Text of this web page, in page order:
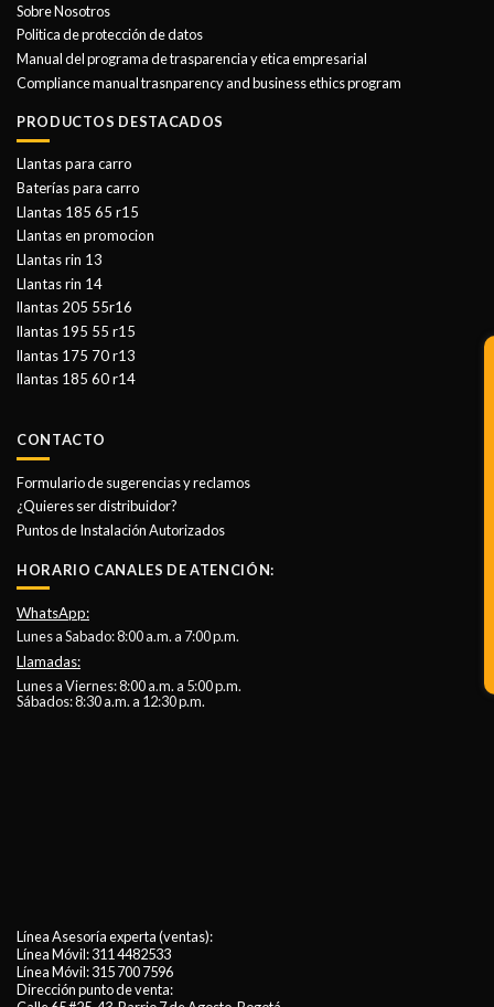
Sobre Nosotros
Politica de protección de datos
Manual del programa de trasparencia y etica empresarial
Compliance manual trasnparency and business ethics program
PRODUCTOS DESTACADOS
Llantas para carro
Baterías para carro
Llantas 185 65 r15
Llantas en promocion
Llantas rin 13
Llantas rin 14
llantas 205 55r16
llantas 195 55 r15
llantas 175 70 r13
llantas 185 60 r14
CONTACTO
Formulario de sugerencias y reclamos
¿Quieres ser distribuidor?
Puntos de Instalación Autorizados
HORARIO CANALES DE ATENCIÓN:
WhatsApp:
Lunes a Sabado: 8:00 a.m. a 7:00 p.m.
Llamadas:
Lunes a Viernes: 8:00 a.m. a 5:00 p.m.
Sábados: 8:30 a.m. a 12:30 p.m.
Línea Asesoría experta (ventas):
Línea Móvil:311 4482533
Línea Móvil:315 700 7596
Dirección punto de venta: